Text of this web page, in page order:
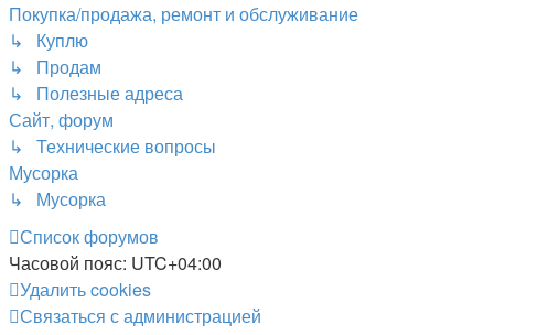
Покупка/продажа, ремонт и обслуживание
↳ Куплю
↳ Продам
↳ Полезные адреса
Сайт, форум
↳ Технические вопросы
Мусорка
↳ Мусорка
Список форумов
Часовой пояс: UTC+04:00
Удалить cookies
Связаться с администрацией